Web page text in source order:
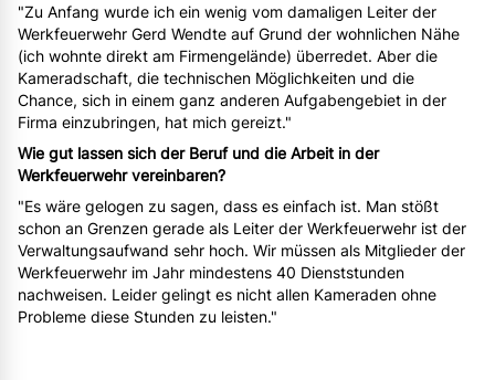
"Zu Anfang wurde ich ein wenig vom damaligen Leiter der
Werkfeuerwehr Gerd Wendte auf Grund der wohnlichen Nähe
(ich wohnte direkt am Firmengelände) überredet. Aber die
Kameradschaft, die technischen Möglichkeiten und die
Chance, sich in einem ganz anderen Aufgabengebiet in der
Firma einzubringen, hat mich gereizt."
Wie gut lassen sich der Beruf und die Arbeit in der
Werkfeuerwehr vereinbaren?
"Es wäre gelogen zu sagen, dass es einfach ist. Man stößt
schon an Grenzen gerade als Leiter der Werkfeuerwehr ist der
Verwaltungsaufwand sehr hoch. Wir müssen als Mitglieder der
Werkfeuerwehr im Jahr mindestens 40 Dienststunden
nachweisen. Leider gelingt es nicht allen Kameraden ohne
Probleme diese Stunden zu leisten."